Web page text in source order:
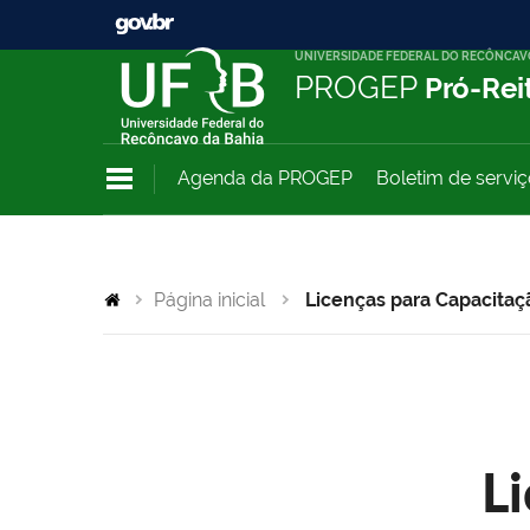
UNIVERSIDADE FEDERAL DO
PROGEP Pró-
Agenda da PROGEP Boletim de
Página inicial Licenças para